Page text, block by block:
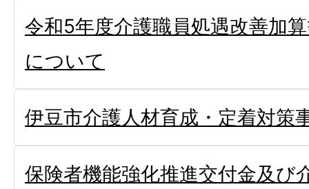
令和5年度介護職員処遇改善加
について
伊豆市介護人材育成・定着対策
保険者機能強化推進交付金及び